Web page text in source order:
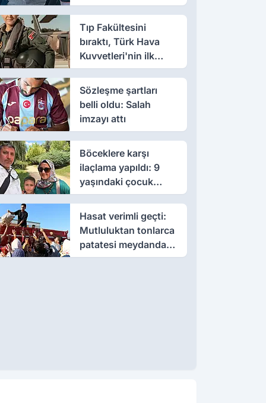
Tıp Fakültesini
bıraktı, Türk Hava
Kuvvetleri'nin ilk
kadın paşası oldu
Sözleşme şartları
belli oldu: Salah
imzayı attı
Böceklere karşı
ilaçlama yapıldı: 9
yaşındaki çocuk
öldü, annesi yoğun
bakımda
Hasat verimli geçti:
Mutluluktan tonlarca
patatesi meydanda
dağıttı